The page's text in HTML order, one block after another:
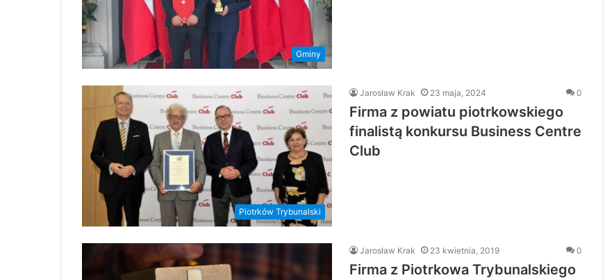
Gminy
Piotrków Trybunalski
Jarosław Krak 23 maja, 2024 0
Firma z powiatu piotrkowskiego
finalistą konkursu Business Centre
Club
Jarosław Krak 23 kwietnia, 2019 0
Firma z Piotrkowa Trybunalskiego